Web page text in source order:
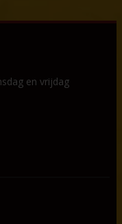
en vrijdag